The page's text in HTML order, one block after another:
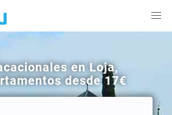
en Loja,
desde 17€